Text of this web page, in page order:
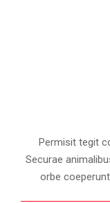
Permisit tegit
Securae
orbe